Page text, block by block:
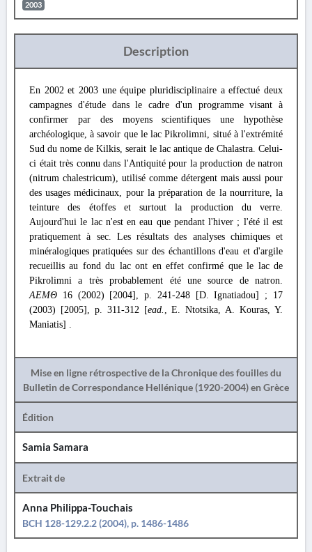
2003
Description
En 2002 et 2003 une équipe pluridisciplinaire a effectué deux
campagnes d'étude dans le cadre d'un programme visant à
confirmer par des moyens scientifiques une hypothèse
archéologique, à savoir que le lac Pikrolimni, situé à l'extrémité
Sud du nome de Kilkis, serait le lac antique de Chalastra. Celui-
ci était très connu dans l'Antiquité pour la production de natron
(nitrum chalestricum), utilisé comme détergent mais aussi pour
des usages médicinaux, pour la préparation de la nourriture, la
teinture des étoffes et surtout la production du verre.
Aujourd'hui le lac n'est en eau que pendant l'hiver ; l'été il est
pratiquement à sec. Les résultats des analyses chimiques et
minéralogiques pratiquées sur des échantillons d'eau et d'argile
recueillis au fond du lac ont en effet confirmé que le lac de
Pikrolimni a très probablement été une source de natron.
ΑΕΜΘ 16 (2002) [2004], p. 241-248 [D. Ignatiadou] ; 17
(2003) [2005], p. 311-312 [ead. , E. Ntotsika, A. Kouras, Y.
Maniatis] .
Mise en ligne rétrospective de la Chronique des fouilles du
Bulletin de Correspondance Hellénique (1920-2004) en Grèce
Édition
Samia Samara
Extrait de
Anna Philippa-Touchais
BCH 128-129.2.2 (2004), p. 1486-1486